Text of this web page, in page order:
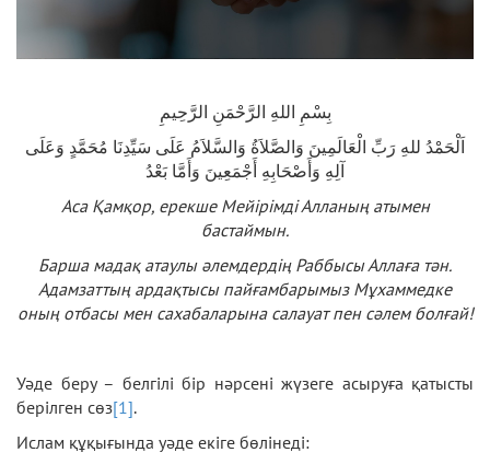
بِسْمِ اللهِ الرَّحْمَنِ الرَّحِيمِ
اَلْحَمْدُ للهِ رَبِّ الْعَالَمِينَ وَالصَّلاَةُ وَالسَّلاَمُ عَلَى سَيِّدِنَا مُحَمَّدٍ وَعَلَى
آلِهِ وَأَصْحَابِهِ أَجْمَعِينَ وَأَمَّا بَعْدُ
Аса Қамқор,ерекше Мейірімді Алланың атымен
бастаймын.
Барша мадақ атаулы әлемдердің Раббысы Аллаға тән.
Адамзаттың ардақтысы пайғамбарымыз Мұхаммедке
оның отбасы мен сахабаларына салауат пен сәлем болғай!
Уәде беру – белгілі бір нәрсені жүзеге асыруға қатысты
берілген сөз[1].
Ислам құқығында уәде екіге бөлінеді: